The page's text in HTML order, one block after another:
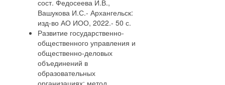
сост. Федосеева И.В.,
Вашукова И.С.- Архангельск:
изд-во АО ИОО, 2022.- 50 с.
Развитие государственно-
общественного управления и
общественно-деловых
объединений в
образовательных
организациях: метод.